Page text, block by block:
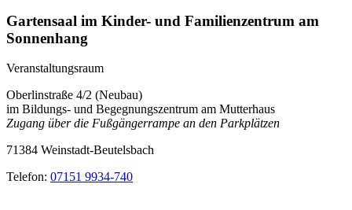
Gartensaal im Kinder- und Familienzentrum am
Sonnenhang
Veranstaltungsraum
Oberlinstraße 4/2 (Neubau)
im Bildungs- und Begegnungszentrum am Mutterhaus
Zugang über die Fußgängerrampe an den Parkplätzen
71384 Weinstadt-Beutelsbach
Telefon: 07151 9934-740